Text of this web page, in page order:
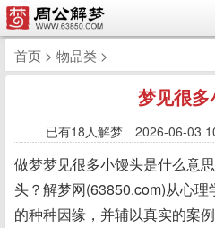
首页 > 物品类 >
梦见很
已有18人解梦 2026-06-03
做梦梦见很多小馒头是什么意
头？解梦网(63850.com)从心
的种种因缘，并辅以真实的案